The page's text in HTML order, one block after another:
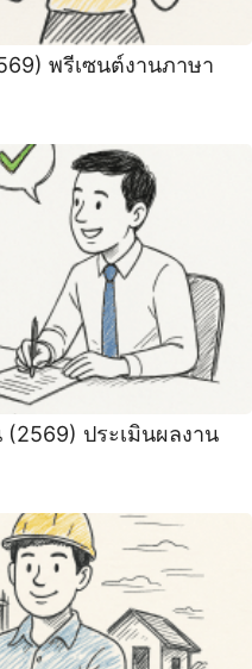
พรีเซนต์งานภาษา
(2569) ประเมินผลงาน